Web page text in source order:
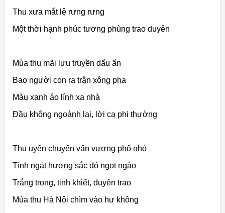
Thu xưa mắt lệ rưng rưng
Một thời hạnh phúc tương phùng trao duyên
Mùa thu mãi lưu truyền dấu ấn
Bao người con ra trận xông pha
Màu xanh áo lính xa nhà
Đầu không ngoảnh lại, lời ca phi thường
Thu uyển chuyển vấn vương phố nhỏ
Tình ngát hương sắc đỏ ngọt ngào
Trắng trong, tinh khiết, duyên trao
Mùa thu Hà Nội chìm vào hư không